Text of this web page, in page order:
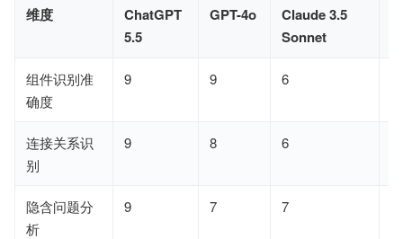
维度
ChatGPT
5.5
GPT-4o
Claude 3.5
Sonnet
组件识别准
确度
9 9 6
连接关系识
别
9 8 6
隐含问题分
析
9 7 7